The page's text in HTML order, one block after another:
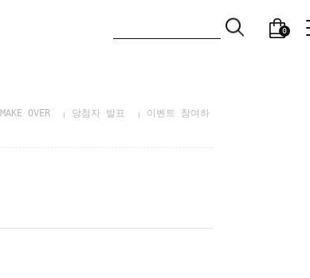
0
MAKE OVER 당첨자 발표
이벤트 참여하